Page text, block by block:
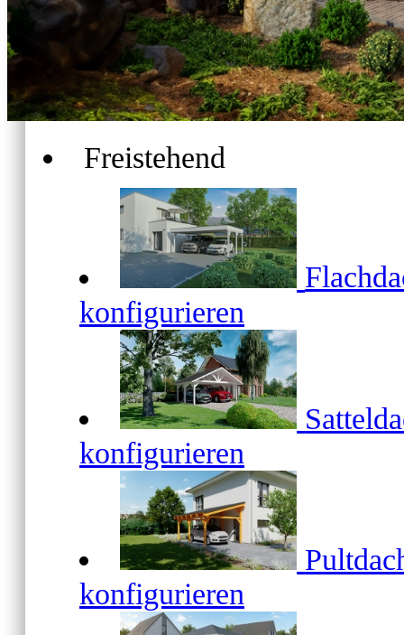
Freistehend
konfigurieren
konfigurieren
konfigurieren